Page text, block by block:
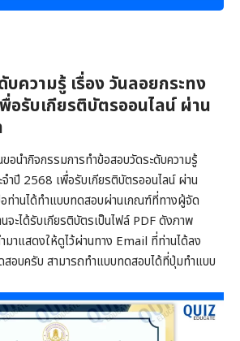
บความรู้ เรื่อง วันลอยกระทง
พื่อรับเกียรติบัตรออนไลน์ ผ่าน
นำกิจกรรมการทำข้อสอบวัดระดับความรู้
จำปี 2568 เพื่อรับเกียรติบัตรออนไลน์ ผ่าน
ท่านได้ทำแบบทดสอบผ่านเกณฑ์ที่ทางผู้จัด
จะได้รับเกียรติบัตรเป็นไฟล์ PDF ดังภาพ
มาแสดงให้ดูไว้ผ่านทาง Email ที่ท่านได้ลง
สอบครับ สามารถทำแบบทดสอบได้ที่ปุ่มทำแบบ